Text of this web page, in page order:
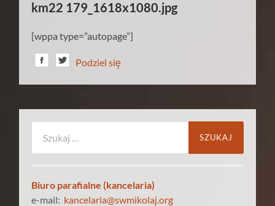
km22 179_1618x1080.jpg
[wppa type=”autopage”]
Podziel się
Biuro parafialne (kancelaria)
e-mail: kancelaria@swmikolaj.org